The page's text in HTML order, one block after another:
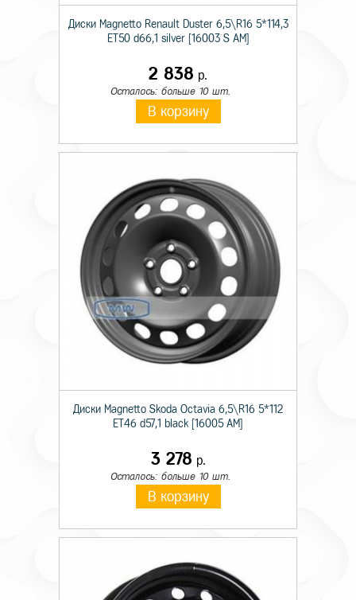
Диски Magnetto Renault Duster 6,5\R16 5*114,3
ET50 d66,1 silver [16003 S AM]
2 838 р.
Осталось: больше 10 шт.
В корзину
Диски Magnetto Skoda Octavia 6,5\R16 5*112
ET46 d57,1 black [16005 AM]
3 278 р.
Осталось: больше 10 шт.
В корзину